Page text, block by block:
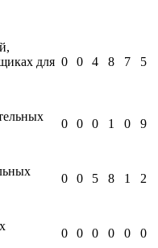
для 0 0 4 8 7 5
0 0 0 1 0 9
0 0 5 8 1 2
0 0 0 0 0 0